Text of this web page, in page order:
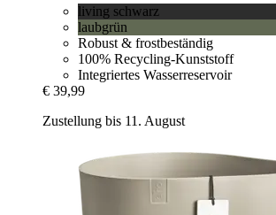
living schwarz
laubgrün
Robust & frostbeständig
100% Recycling-Kunststoff
Integriertes Wasserreservoir
€ 39,99
Zustellung bis 11. August